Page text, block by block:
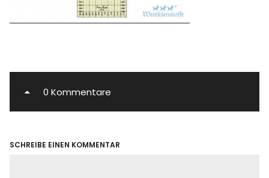
0 Kommentare
SCHREIBE EINEN KOMMENTAR